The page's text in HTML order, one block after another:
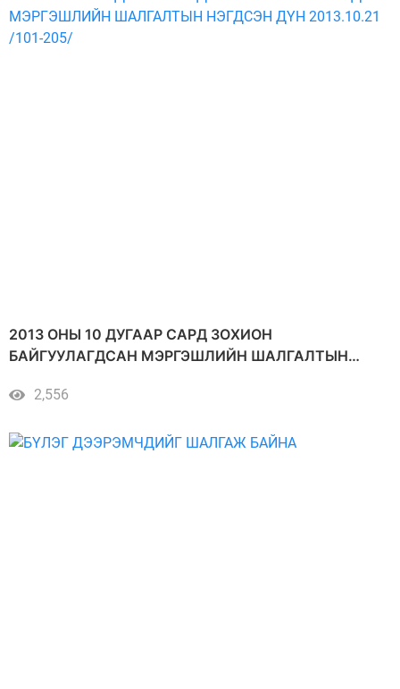
2013 ОНЫ 10 ДУГААР САРД ЗОХИОН
БАЙГУУЛАГДСАН МЭРГЭШЛИЙН ШАЛГАЛТЫН
2,556